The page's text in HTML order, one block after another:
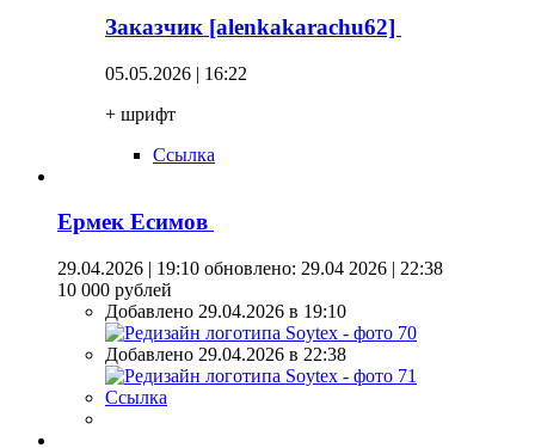
Заказчик [alenkakarachu62]
05.05.2026 | 16:22
+ шрифт
Ссылка
Ермек Есимов
29.04.2026 | 19:10 обновлено: 29.04 2026 | 22:38
10 000 рублей
Добавлено 29.04.2026 в 19:10
Добавлено 29.04.2026 в 22:38
Ссылка